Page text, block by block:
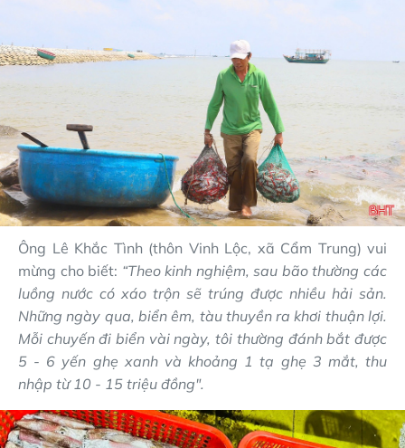
Ông Lê Khắc Tình (thôn Vinh Lộc, xã Cẩm Trung) vui
mừng cho biết: “Theo kinh nghiệm, sau bão thường các
luồng nước có xáo trộn sẽ trúng được nhiều hải sản.
Những ngày qua, biển êm, tàu thuyền ra khơi thuận lợi.
Mỗi chuyến đi biển vài ngày, tôi thường đánh bắt được
5 - 6 yến ghẹ xanh và khoảng 1 tạ ghẹ 3 mắt, thu
nhập từ 10 - 15 triệu đồng".